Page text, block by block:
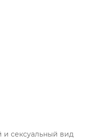
и сексуальный вид